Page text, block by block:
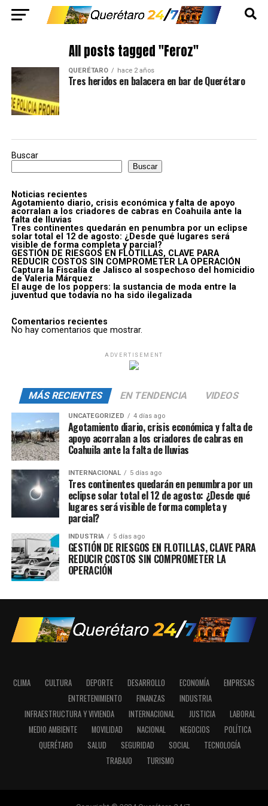
All posts tagged "Feroz"
QUERÉTARO hace 2 años
Tres heridos en balacera en bar de Querétaro
Buscar
Buscar
Noticias recientes
Agotamiento diario, crisis económica y falta de apoyo
acorralan a los criadores de cabras en Coahuila ante la
falta de lluvias
Tres continentes quedarán en penumbra por un eclipse
solar total el 12 de agosto: ¿Desde qué lugares será
visible de forma completa y parcial?
GESTIÓN DE RIESGOS EN FLOTILLAS, CLAVE PARA
REDUCIR COSTOS SIN COMPROMETER LA OPERACIÓN
Captura la Fiscalía de Jalisco al sospechoso del homicidio
de Valeria Márquez
El auge de los poppers: la sustancia de moda entre la
juventud que todavía no ha sido ilegalizada
Comentarios recientes
No hay comentarios que mostrar.
ADVERTISEMENT
MÁS RECIENTES EN TENDENCIA VIDEOS
UNCATEGORIZED 4 días ago
Agotamiento diario, crisis económica y falta de
apoyo acorralan a los criadores de cabras en
Coahuila ante la falta de lluvias
INTERNACIONAL 5 días ago
Tres continentes quedarán en penumbra por un
eclipse solar total el 12 de agosto: ¿Desde qué
lugares será visible de forma completa y
parcial?
INDUSTRIA 5 días ago
GESTIÓN DE RIESGOS EN FLOTILLAS, CLAVE PARA
REDUCIR COSTOS SIN COMPROMETER LA
OPERACIÓN
CLIMA CULTURA DEPORTE DESARROLLO ECONOMÍA
EMPRESAS
ENTRETENIMIENTO
FINANZAS
INDUSTRIA
INFRAESTRUCTURA Y VIVIENDA
INTERNACIONAL JUSTICIA
LABORAL
MEDIO AMBIENTE
MOVILIDAD NACIONAL NEGOCIOS
POLÍTICA
QUERÉTARO
SALUD SEGURIDAD SOCIAL
TECNOLOGÍA
TRABAJO
TURISMO